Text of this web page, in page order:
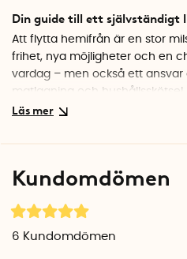
Din guide till ett självständigt
Att flytta hemifrån är en stor
frihet, nya möjligheter och en
vardag – men också ett
matlagning och
kan det kännas både
trygg i din nya tillvaro. Den här
till studenten, födelsedagen
steget ut i vuxenlivet.
Kundomdömen
6 Kundomdömen